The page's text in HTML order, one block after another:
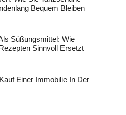
Bequem Bleiben
Süßungsmittel: Wie
Sinnvoll Ersetzt
Einer Immobilie In Der